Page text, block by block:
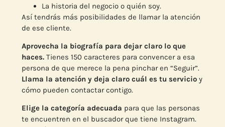
La historia del negocio o quién soy.
Así tendrás más posibilidades de llamar la atención
de ese cliente.
Aprovecha la biografía para dejar claro lo que
haces.Tienes 150 caracteres para convencer a esa
persona de que merece la pena pinchar en “Seguir”.
Llama la atención y deja claro cuál es tu servicioy
cómo pueden contactar contigo.
Elige la categoría adecuada para que las personas
te encuentren en el buscador que tiene Instagram.